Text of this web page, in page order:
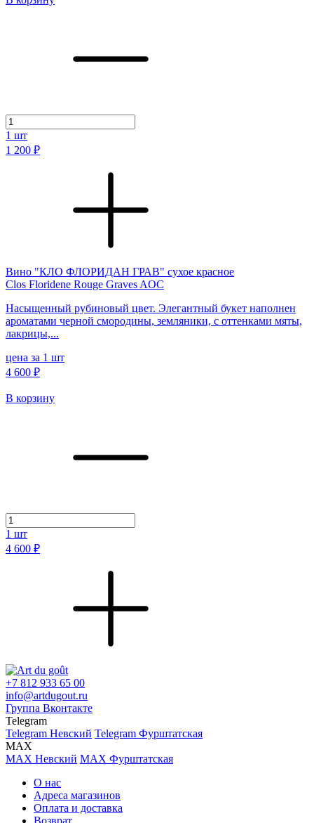
1 шт
1 200 ₽
Вино "КЛО ФЛОРИДАН ГРАВ" сухое красное
Clos Floridene Rouge Graves AOC
Насыщенный рубиновый цвет. Элегантный букет наполнен
ароматами черной смородины, земляники, с оттенками мяты,
лакрицы,...
цена за 1 шт
4 600 ₽
В корзину
1 шт
4 600 ₽
+7 812 933 65 00
info@artdugout.ru
Группа Вконтакте
Telegram
Telegram Невский Telegram Фурштатская
MAX
MAX Невский MAX Фурштатская
О нас
Адреса магазинов
Оплата и доставка
Возврат